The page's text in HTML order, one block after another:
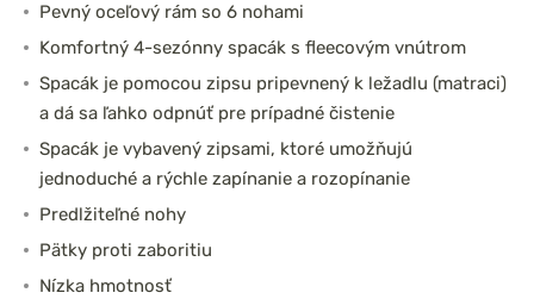
Pevný oceľový rám so 6 nohami
Komfortný 4-sezónny spacák s fleecovým vnútrom
Spacák je pomocou zipsu pripevnený k ležadlu (matraci)
a dá sa ľahko odpnúť pre prípadné čistenie
Spacák je vybavený zipsami, ktoré umožňujú
jednoduché a rýchle zapínanie a rozopínanie
Predlžiteľné nohy
Pätky proti zaboritiu
Nízka hmotnosť